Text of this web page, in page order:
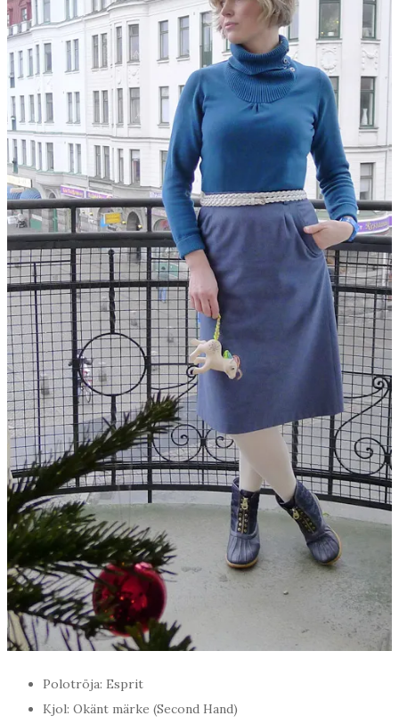
Polotröja: Esprit
Kjol: Okänt märke (Second Hand)